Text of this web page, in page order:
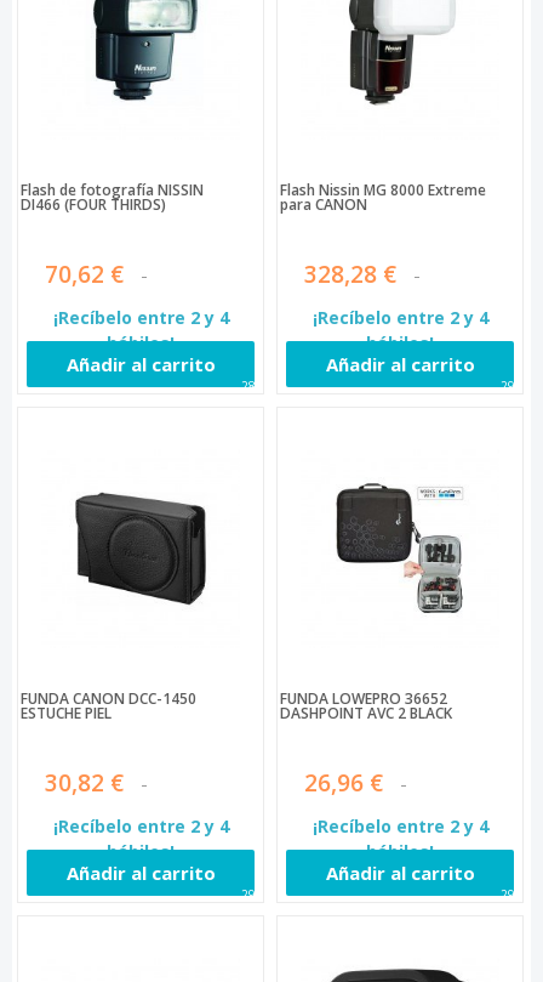
Flash de fotografía NISSIN
DI466 (FOUR THIRDS)
70,62 €
¡Recíbelo entre 2 y 4
hábiles!
Añadir al carrito
289
Flash Nissin MG 8000 Extreme
para CANON
328,28 €
¡Recíbelo entre 2 y 4
hábiles!
Añadir al carrito
290
FUNDA CANON DCC-1450
ESTUCHE PIEL
30,82 €
¡Recíbelo entre 2 y 4
hábiles!
Añadir al carrito
292
FUNDA LOWEPRO 36652
DASHPOINT AVC 2 BLACK
26,96 €
¡Recíbelo entre 2 y 4
hábiles!
Añadir al carrito
296